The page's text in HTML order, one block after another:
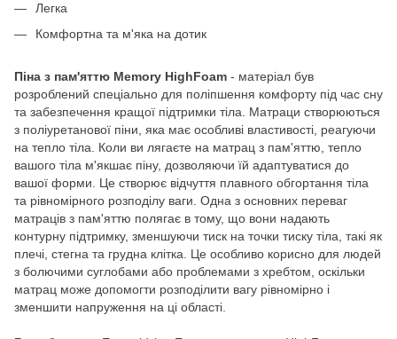
Легка
Комфортна та м'яка на дотик
Піна з пам'яттю Memory HighFoam - матеріал був
розроблений спеціально для поліпшення комфорту під час сну
та забезпечення кращої підтримки тіла. Матраци створюються
з поліуретанової піни, яка має особливі властивості, реагуючи
на тепло тіла. Коли ви лягаєте на матрац з пам'яттю, тепло
вашого тіла м'якшає піну, дозволяючи їй адаптуватися до
вашої форми. Це створює відчуття плавного обгортання тіла
та рівномірного розподілу ваги. Одна з основних переваг
матраців з пам'яттю полягає в тому, що вони надають
контурну підтримку, зменшуючи тиск на точки тиску тіла, такі як
плечі, стегна та грудна клітка. Це особливо корисно для людей
з болючими суглобами або проблемами з хребтом, оскільки
матрац може допомогти розподілити вагу рівномірно і
зменшити напруження на ці області.